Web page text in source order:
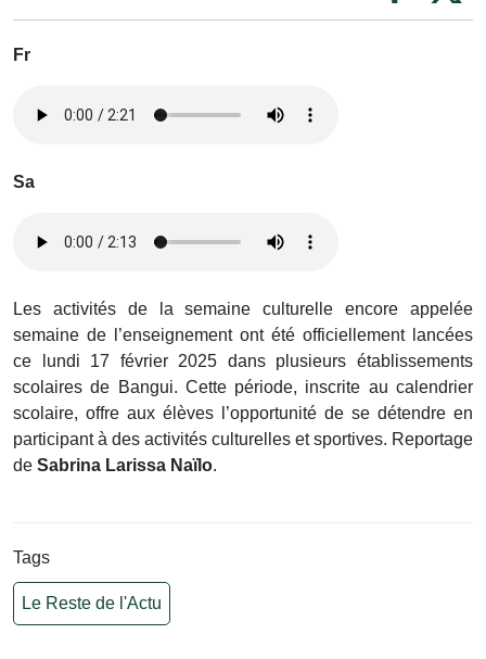
Fr
Sa
Les activités de la semaine culturelle encore appelée
semaine de l’enseignement ont été officiellement lancées
ce lundi 17 février 2025 dans plusieurs établissements
scolaires de Bangui. Cette période, inscrite au calendrier
scolaire, offre aux élèves l’opportunité de se détendre en
participant à des activités culturelles et sportives. Reportage
de Sabrina Larissa Naïlo.
Tags
Le Reste de l'Actu